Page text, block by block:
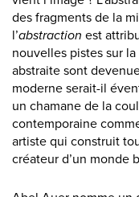
des fragments de la
l’abstraction est
nouvelles pistes sur
abstraite sont
moderne serait-il
un chamane de la
contemporaine
artiste qui construit
créateur d’un monde